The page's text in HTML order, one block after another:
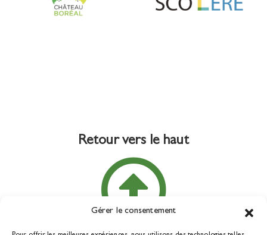
Gérer le consentement
Retour vers le haut